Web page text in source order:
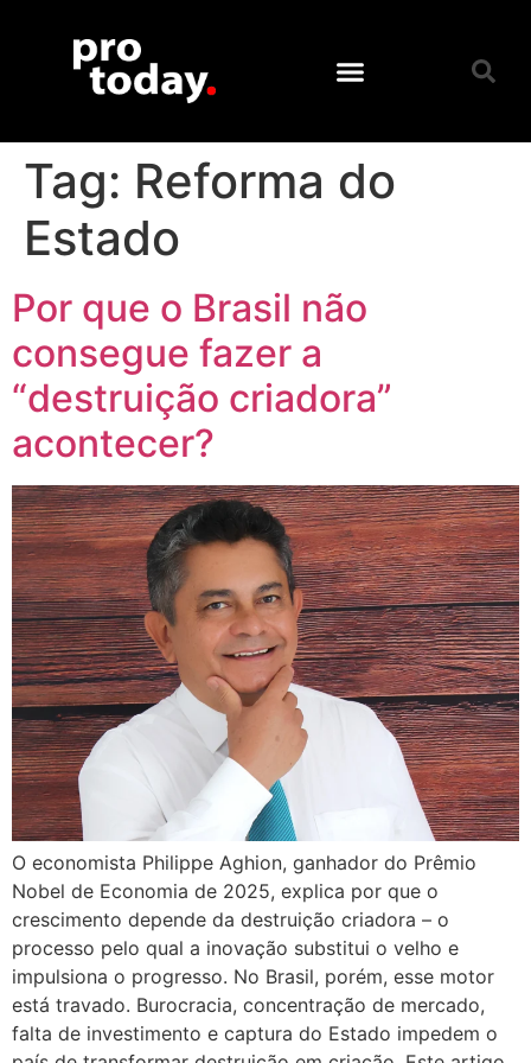
Tag: Reforma do
Estado
Por que o Brasil não
consegue fazer a
“destruição criadora”
acontecer?
O economista Philippe Aghion, ganhador do Prêmio
Nobel de Economia de 2025, explica por que o
crescimento depende da destruição criadora – o
processo pelo qual a inovação substitui o velho e
impulsiona o progresso. No Brasil, porém, esse motor
está travado. Burocracia, concentração de mercado,
falta de investimento e captura do Estado impedem o